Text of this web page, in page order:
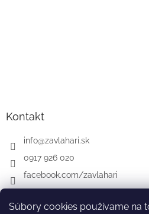
Súbory cookies používame na
Kontakt
info@zavlahari.sk
0917 926 020
facebook.com/zavlahari